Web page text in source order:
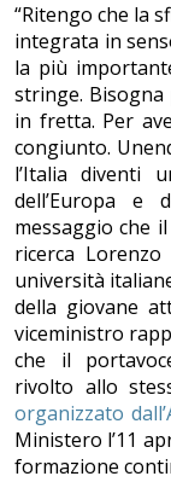
“Ritengo che la
integrata in
la più
stringe. Bisogna
in fretta. Per
congiunto.
l’Italia diventi
dell’Europa e
messaggio che
ricerca
università
della giovane
viceministro
che il
rivolto allo
organizzato
Ministero l’11
formazione